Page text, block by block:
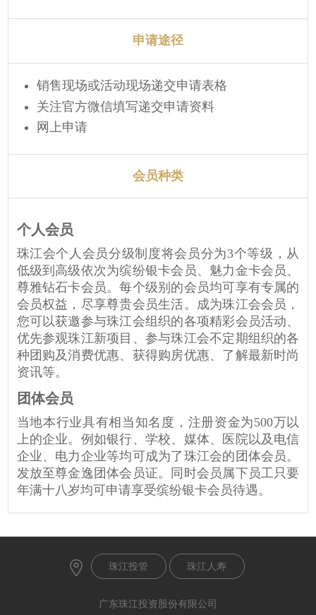
申请途径
销售现场或活动现场递交申请表格
关注官方微信填写递交申请资料
网上申请
会员种类
个人会员
珠江会个人会员分级制度将会员分为3个等级，从
低级到高级依次为缤纷银卡会员、魅力金卡会员、
尊雅钻石卡会员。每个级别的会员均可享有专属的
会员权益，尽享尊贵会员生活。成为珠江会会员，
您可以获邀参与珠江会组织的各项精彩会员活动、
优先参观珠江新项目、参与珠江会不定期组织的各
种团购及消费优惠、获得购房优惠、了解最新时尚
资讯等。
团体会员
当地本行业具有相当知名度，注册资金为500万以
上的企业。例如银行、学校、媒体、医院以及电信
企业、电力企业等均可成为了珠江会的团体会员。
发放至尊金逸团体会员证。同时会员属下员工只要
年满十八岁均可申请享受缤纷银卡会员待遇。
珠江投管 珠江人寿
广东珠江投资股份有限公司